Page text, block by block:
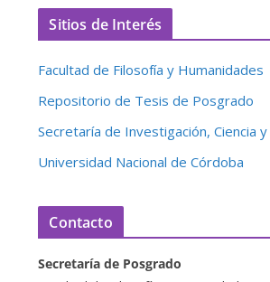
Sitios de Interés
Facultad de Filosofía y Humanidades
Repositorio de Tesis de Posgrado
Secretaría de Investigación, Ciencia y
Universidad Nacional de Córdoba
Contacto
Secretaría de Posgrado